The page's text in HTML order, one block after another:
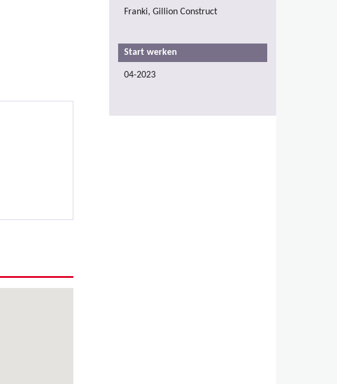
Franki, Gillion Construct
Start werken
04-2023